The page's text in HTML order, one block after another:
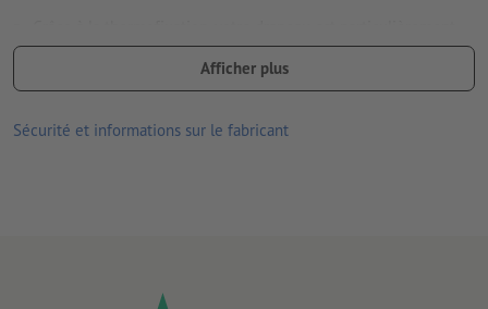
résistant, lavable, et repassable
Galon de renfort disponible en noir ou blanc
ourlet périphérique pour une plus grande durabilité
Afficher plus
Sécurité et informations sur le fabricant